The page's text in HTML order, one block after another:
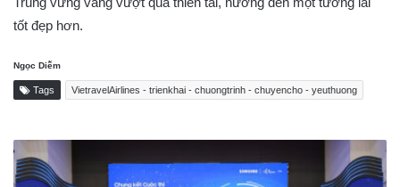
tốt đẹp hơn.
Ngọc Diễm
Tags VietravelAirlines - trienkhai - chuongtrinh - chuyencho - yeuthuong